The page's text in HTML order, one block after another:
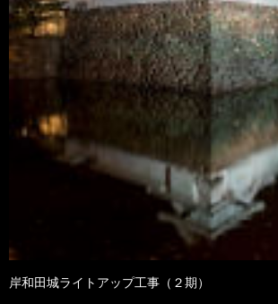
岸和田城ライトアップ工事（２期）